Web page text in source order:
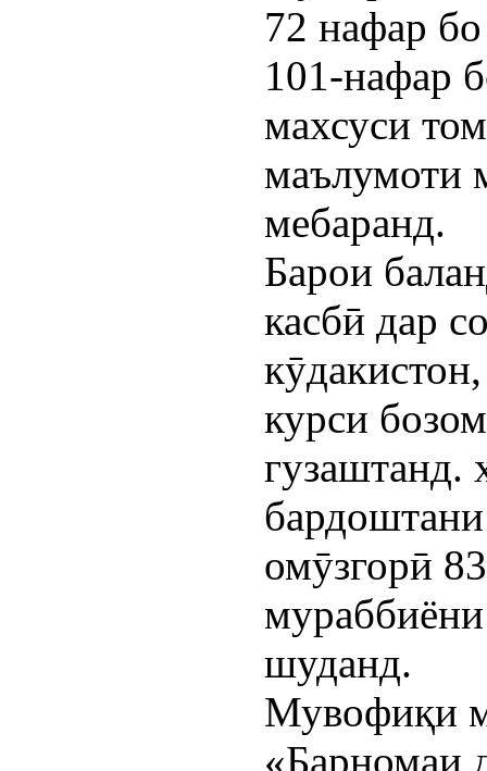
72 нафар
101-нафар
махсуси
маълумоти
мебаранд.
Барои
касбӣ дар
курси
гузаштанд.
омӯзгорӣ
мураббиёни
шуданд.
Мувофиқи
«Барномаи